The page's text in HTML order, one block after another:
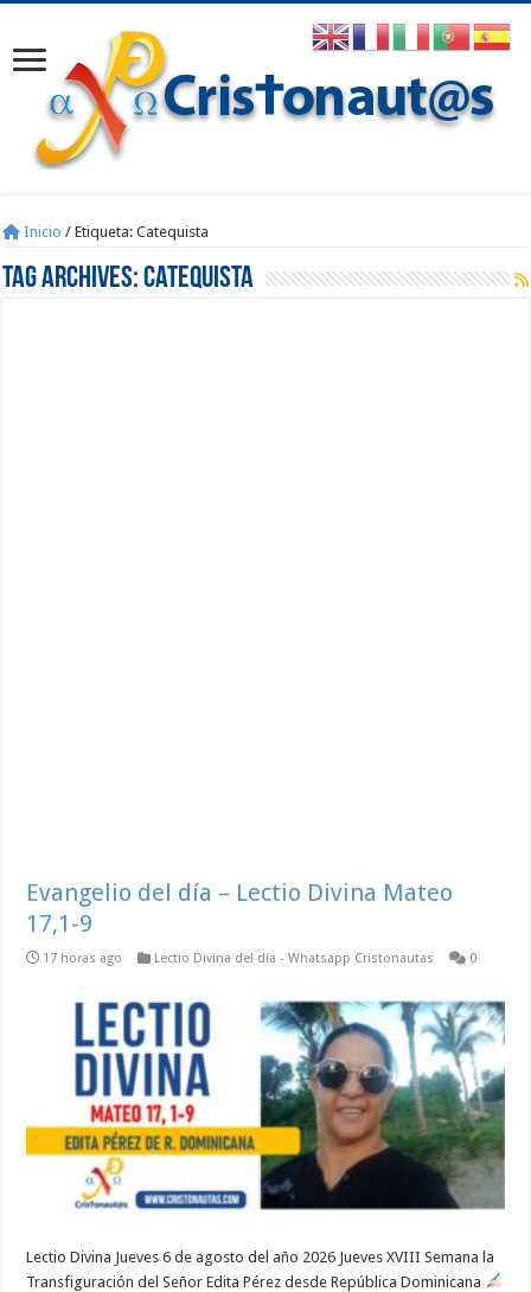
Inicio / Etiqueta:Catequista
Tag Archives:Catequista
Evangelio del día – Lectio Divina Mateo
17,1-9
17 horas ago Lectio Divina del día - Whatsapp Cristonautas 0
Lectio Divina Jueves 6 de agosto del año 2026 Jueves XVIII Semana la
Transfiguración del Señor Edita Pérez desde República Dominicana